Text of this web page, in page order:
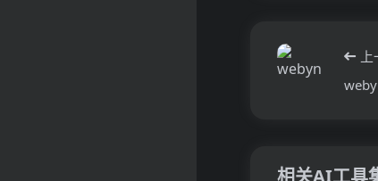
相关AI工具